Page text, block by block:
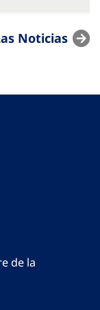
Noticias
de la